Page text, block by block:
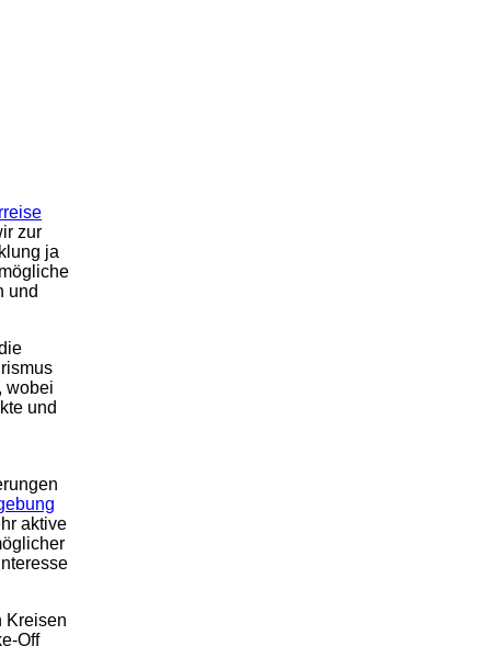
zur
ja
und
wobei
und
aktive
Kreisen
Off